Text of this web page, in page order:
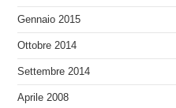
Gennaio 2015
Ottobre 2014
Settembre 2014
Aprile 2008